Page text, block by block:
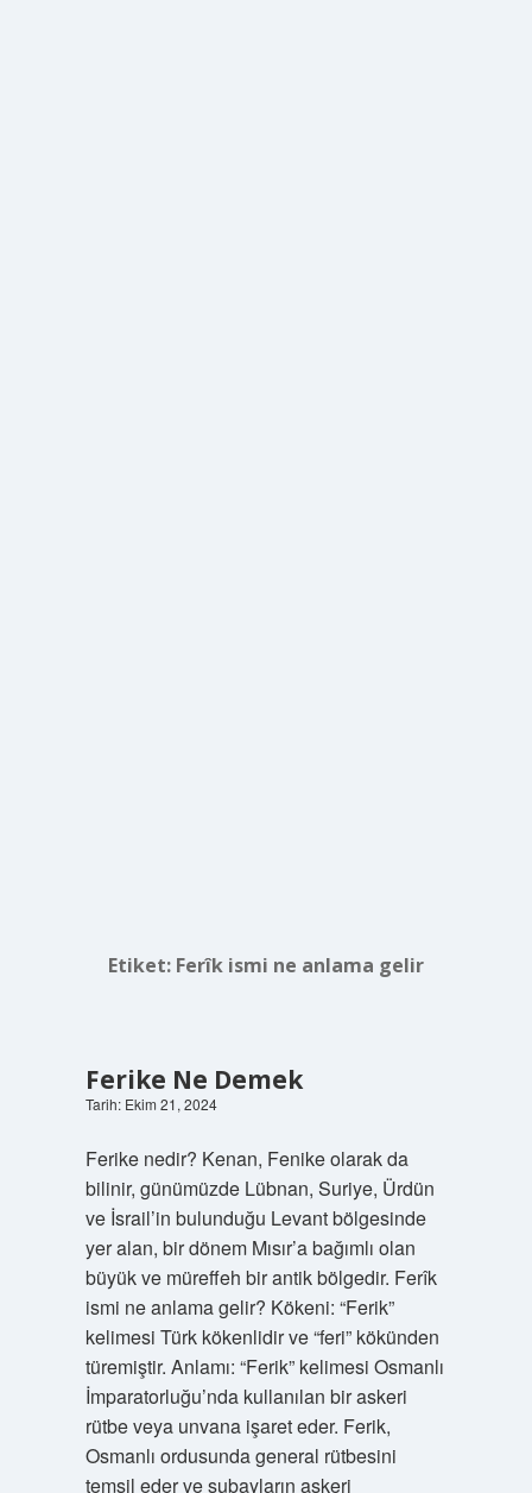
Etiket: Ferîk ismi ne anlama gelir
Ferike Ne Demek
Tarih: Ekim 21, 2024
Ferike nedir? Kenan, Fenike olarak da
bilinir, günümüzde Lübnan, Suriye, Ürdün
ve İsrail’in bulunduğu Levant bölgesinde
yer alan, bir dönem Mısır’a bağımlı olan
büyük ve müreffeh bir antik bölgedir. Ferîk
ismi ne anlama gelir? Kökeni: “Ferik”
kelimesi Türk kökenlidir ve “feri” kökünden
türemiştir. Anlamı: “Ferik” kelimesi Osmanlı
İmparatorluğu’nda kullanılan bir askeri
rütbe veya unvana işaret eder. Ferik,
Osmanlı ordusunda general rütbesini
temsil eder ve subayların askeri